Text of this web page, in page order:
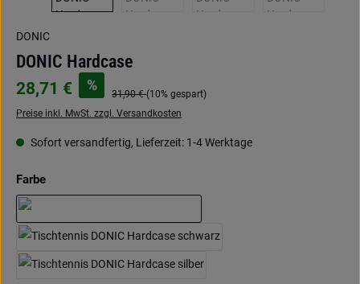
DONIC
DONIC Hardcase
28,71 € %
31,90 €(10% gespart)
Preise inkl. MwSt. zzgl. Versandkosten
Sofort versandfertig, Lieferzeit: 1-4 Werktage
Farbeauswählen